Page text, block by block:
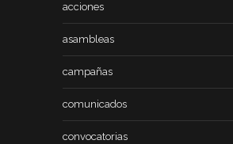
acciones
asambleas
campañas
comunicados
convocatorias